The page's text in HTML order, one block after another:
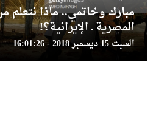
مبارك وخاتمي.. ماذا نتعلم
المصرية ـ الإيرانية؟!
السبت 15 ديسمبر 2018 - 16:01:26